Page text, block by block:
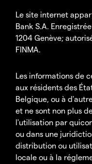
Le site internet
Bank S.A.
1204 Genève;
FINMA.
Les informations de
aux résidents des
Belgique, ou à
et ne sont non plus
l'utilisation par
ou dans une
distribution ou
locale ou à la